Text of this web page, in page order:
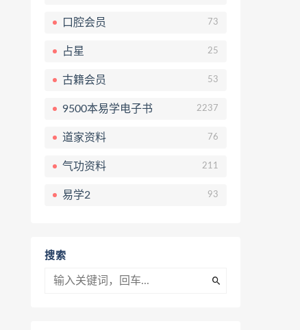
口腔会员 73
占星 25
古籍会员 53
9500本易学电子书 2237
道家资料 76
气功资料 211
易学2 93
搜索